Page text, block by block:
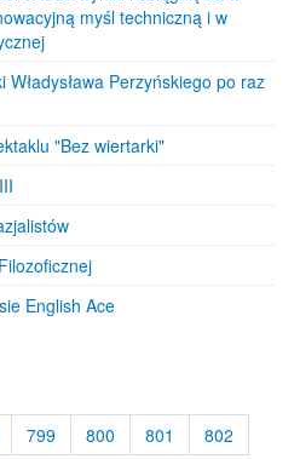
myśl techniczną i w
Perzyńskiego po raz
"Bez wiertarki"
English Ace
799 800 801 802